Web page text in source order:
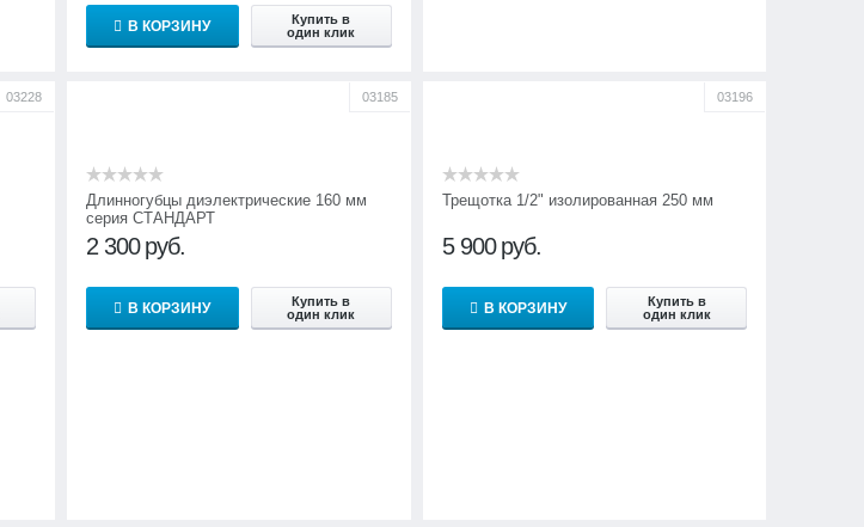
В КОРЗИНУ
Купить в
один клик
03228 03185
Длинногубцы диэлектрические 160 мм
серия СТАНДАРТ
2 300 руб.
В КОРЗИНУ
Купить в
один клик
03196
Трещотка 1/2" изолированная 250 мм
5 900 руб.
В КОРЗИНУ
Купить в
один клик